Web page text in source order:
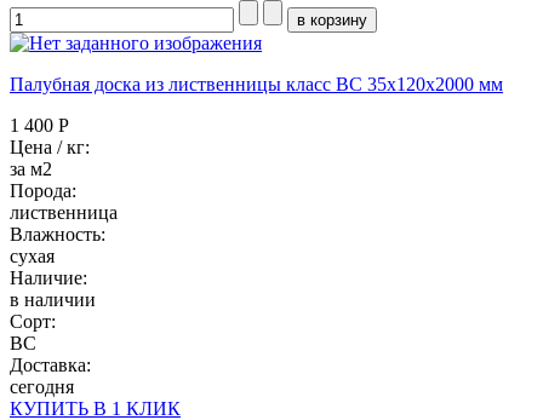
Палубная доска из лиственницы класс ВC 35x120x2000 мм
1 400 Р
Цена / кг:
за м2
Порода:
лиственница
Влажность:
сухая
Наличие:
в наличии
Сорт:
BC
Доставка:
сегодня
КУПИТЬ В 1 КЛИК